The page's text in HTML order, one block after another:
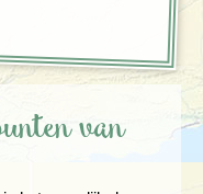
van